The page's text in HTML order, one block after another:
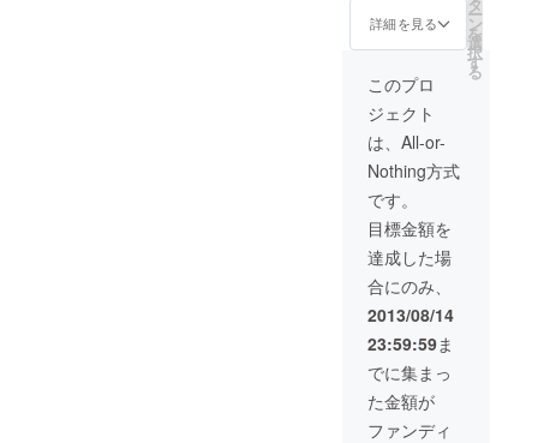
ゲーム
「Memory's
- 企画 / ディ
レクション /
シナリオ
（共著） / サ
ウンド（一
部）
ゲーム「リ
ゼットの処
方箋」
- 企画 / ディ
レクション /
シナリオ / サ
ウンド
ンムービー ・限
ゼットの処方
箋"前日譚"漫画
データ ・好きな
キャラクター１
人の描き下ろし
水彩画
詳細を見る ー
ン
を
選
択
す
る
このプロ
ジェクト
は、All-or-
Nothing方式
です。
目標金額を
達成した場
合にのみ、
2013/08/14
23:59:59ま
でに集まっ
た金額が
ファンディ